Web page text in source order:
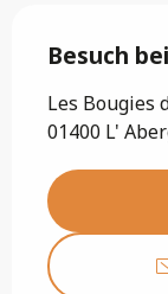
Besuch
Les Bougies
01400 L'